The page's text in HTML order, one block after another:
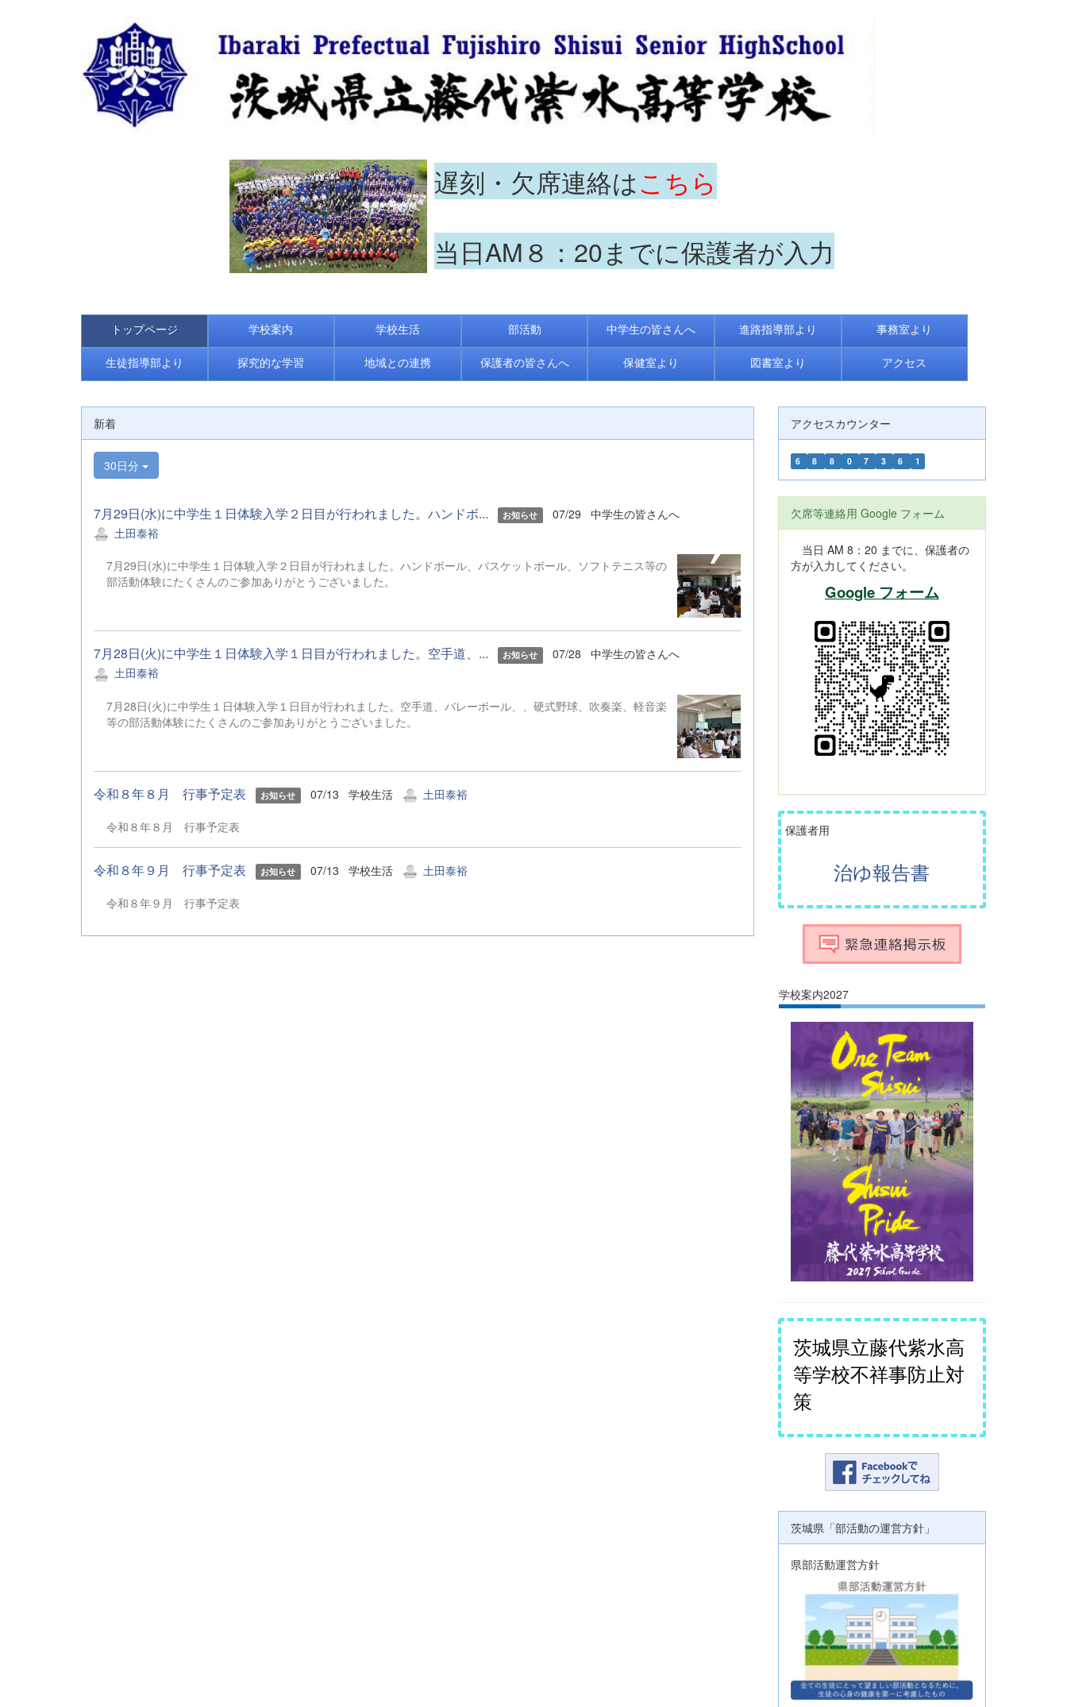
遅刻・欠席連絡はこちら
当日AM８：20までに保護者が入力
トップページ 学校案内 学校生活 部活動 中学生の皆さんへ 進路指導部より 事務室より
生徒指導部より 探究的な学習 地域との連携 保護者の皆さんへ 保健室より 図書室より アクセス
新着
30日分
7月29日(水)に中学生１日体験入学２日目が行われました。ハンドボ... お知らせ 07/29
中学生の皆さんへ
土田泰裕
7月29日(水)に中学生１日体験入学２日目が行われました。ハンドボール、バスケットボール、ソフトテニス等の
部活動体験にたくさんのご参加ありがとうございました。
7月28日(火)に中学生１日体験入学１日目が行われました。空手道、... お知らせ 07/28
中学生の皆さんへ
土田泰裕
7月28日(火)に中学生１日体験入学１日目が行われました。空手道、バレーボール、、硬式野球、吹奏楽、軽音楽
等の部活動体験にたくさんのご参加ありがとうございました。
令和８年８月 行事予定表 お知らせ 07/13 学校生活 土田泰裕
令和８年８月 行事予定表
令和８年９月 行事予定表 お知らせ 07/13 学校生活 土田泰裕
令和８年９月 行事予定表
アクセスカウンター
6 8 8 0 7 3 6 1
欠席等連絡用 Google フォーム
当日 AM 8：20 までに、保護者の
方が入力してください。
Google フォーム
保護者用
治ゆ報告書
学校案内2027
茨城県立藤代紫水高
等学校不祥事防止対
策
茨城県「部活動の運営方針」
県部活動運営方針